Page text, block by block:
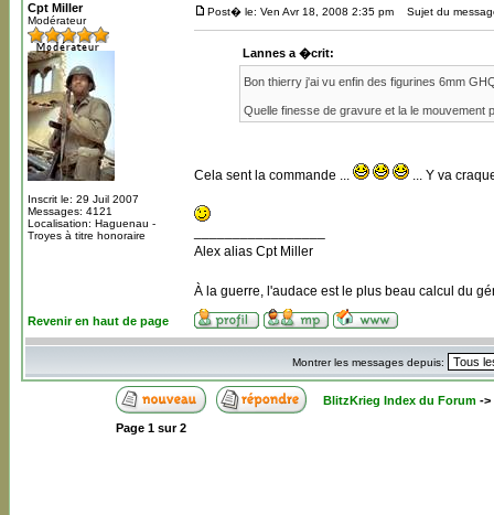
Cpt Miller
Modérateur
Inscrit le: 29 Juil 2007
Messages: 4121
Localisation: Haguenau -
Troyes à titre honoraire
Post� le: Ven Avr 18, 2008 2:35 pm Sujet du
Lannes a �crit:
Bon thierry j'ai vu enfin des figurines 6mm
Quelle finesse de gravure et la le mouvement
Cela sent la commande ... ... Y va
Alex alias Cpt Miller
À la guerre, l'audace est le plus beau calcul du
Revenir en haut de page
Montrer les messages depuis:
BlitzKrieg Index du Forum->
Page 1sur2